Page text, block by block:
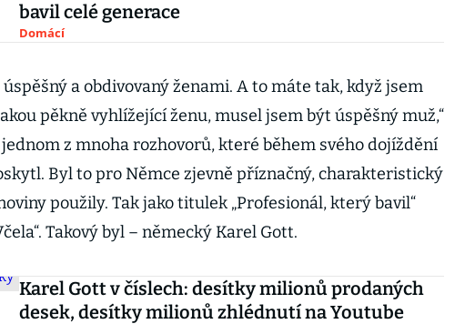
bavil celé generace
Domácí
úspěšný a obdivovaný ženami. A to máte tak, když jsem
pěkně vyhlížející ženu, musel jsem být úspěšný muž,“
z mnoha rozhovorů, které během svého dojíždění
Byl to pro Němce zjevně příznačný, charakteristický
použily. Tak jako titulek „Profesionál, který bavil“
Takový byl – německý Karel Gott.
Karel Gott v číslech: desítky milionů prodaných
desek, desítky milionů zhlédnutí na Youtube